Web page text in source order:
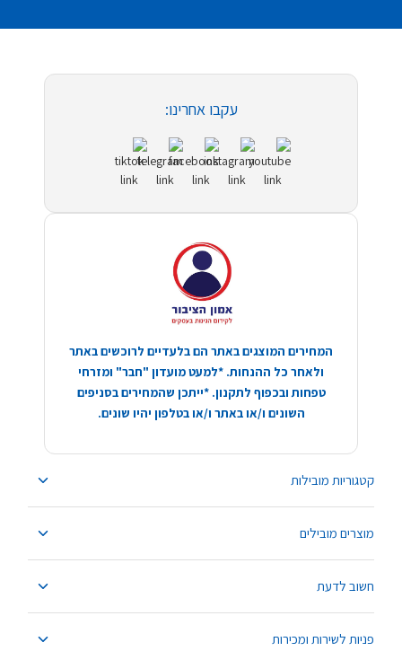
קטגוריות מובילות
מוצרים מובילים
חשוב לדעת
פניות לשירות ומכירות
עקבו אחרינו:
המחירים המוצגים באתר הם בלעדיים לרוכשים באתר
ולאחר כל ההנחות. *למעט מועדון "חבר" ומזרחי
טפחות ובכפוף לתקנון. *ייתכן שהמחירים בסניפים
השונים ו/או באתר ו/או בטלפון יהיו שונים.